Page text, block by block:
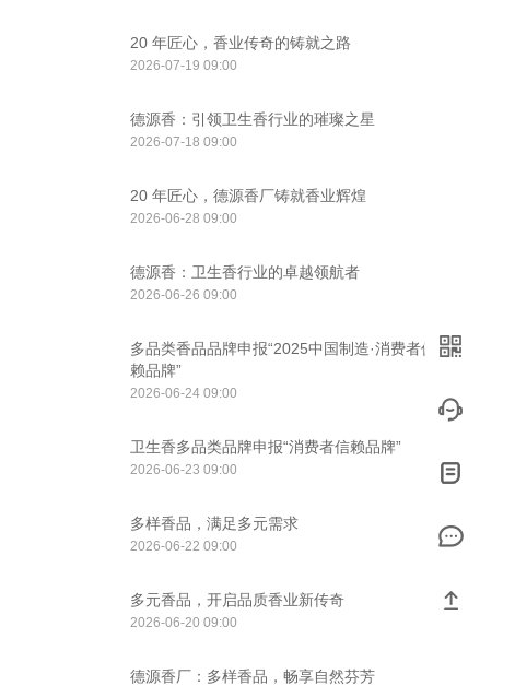
20 年匠心，香业传奇的铸就之路
2026-07-19 09:00
德源香：引领卫生香行业的璀璨之星
2026-07-18 09:00
20 年匠心，德源香厂铸就香业辉煌
2026-06-28 09:00
德源香：卫生香行业的卓越领航者
2026-06-26 09:00
多品类香品品牌申报“2025中国制造·消费者信
赖品牌”
2026-06-24 09:00
卫生香多品类品牌申报“消费者信赖品牌”
2026-06-23 09:00
多样香品，满足多元需求
2026-06-22 09:00
多元香品，开启品质香业新传奇
2026-06-20 09:00
德源香厂：多样香品，畅享自然芬芳